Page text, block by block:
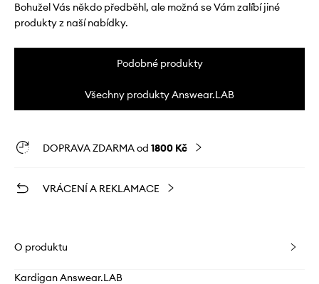
Bohužel Vás někdo předběhl, ale možná se Vám zalíbí jiné
produkty z naší nabídky.
Podobné produkty
Všechny produkty Answear.LAB
DOPRAVA ZDARMA od 1800 Kč
VRÁCENÍ A REKLAMACE
O produktu
Kardigan Answear.LAB